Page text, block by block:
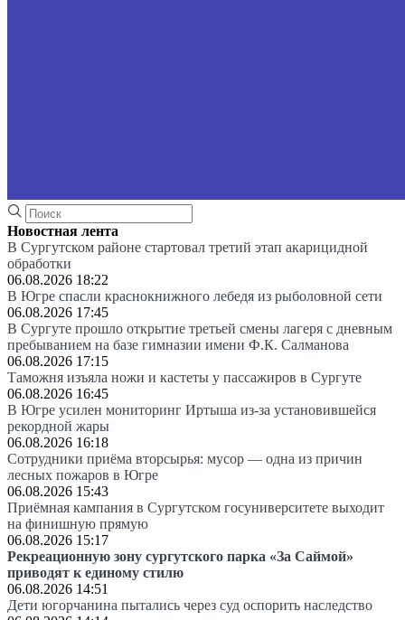
Новостная лента
В Сургутском районе стартовал третий этап акарицидной
обработки
06.08.2026 18:22
В Югре спасли краснокнижного лебедя из рыболовной сети
06.08.2026 17:45
В Сургуте прошло открытие третьей смены лагеря с дневным
пребыванием на базе гимназии имени Ф.К. Салманова
06.08.2026 17:15
Таможня изъяла ножи и кастеты у пассажиров в Сургуте
06.08.2026 16:45
В Югре усилен мониторинг Иртыша из-за установившейся
рекордной жары
06.08.2026 16:18
Сотрудники приёма вторсырья: мусор — одна из причин
лесных пожаров в Югре
06.08.2026 15:43
Приёмная кампания в Сургутском госуниверситете выходит
на финишную прямую
06.08.2026 15:17
Рекреационную зону сургутского парка «За Саймой»
приводят к единому стилю
06.08.2026 14:51
Дети югорчанина пытались через суд оспорить наследство